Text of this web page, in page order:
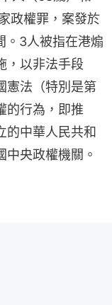
政權罪，案發於
。3人被指在港煽
，以非法手段
憲法（特別是第
的行為，即推
的中華人民共和
中央政權機關。